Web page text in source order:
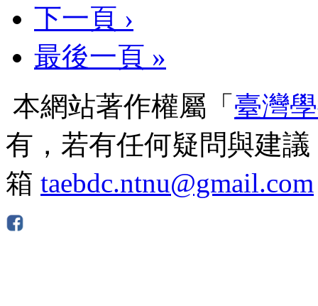
下一頁 ›
最後一頁 »
本網站著作權屬「 臺灣
有，若有任何疑問與建
箱 taebdc.ntnu@gmail.com